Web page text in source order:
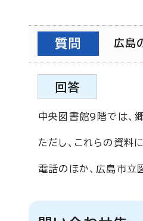
質問 広島
回答
中央図書館9階では、
ただし、これらの資料
電話のほか、広島市立